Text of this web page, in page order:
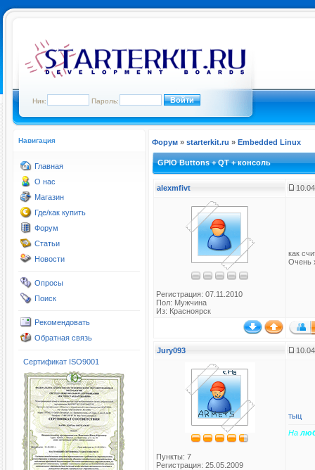
Ник: Пароль:
Навигация
Главная
О нас
Магазин
Где/как купить
Форум
Статьи
Новости
Опросы
Поиск
Рекомендовать
Обратная связь
Сертификат ISO9001
Форум » starterkit.ru » Embedded Linux
GPIO Buttons + QT + консоль
alexmfivt
Регистрация: 07.11.2010
Пол: Мужчина
Из: Красноярск
как
Очень
Jury093
Пункты: 7
Регистрация: 25.05.2009
тыц
На